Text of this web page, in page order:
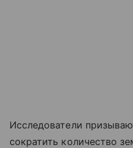
Исследователи
сократить количество